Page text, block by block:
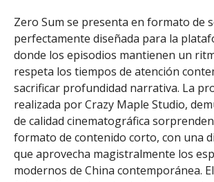
Zero Sum se presenta en formato de
perfectamente diseñada para la
donde los episodios mantienen un
respeta los tiempos de atención
sacrificar profundidad narrativa. La
realizada por Crazy Maple Studio,
de calidad cinematográfica
formato de contenido corto, con una
que aprovecha magistralmente los
modernos de China contemporánea.